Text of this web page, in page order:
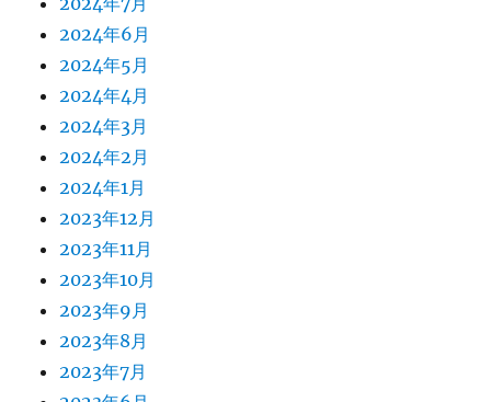
2024年6月
2024年5月
2024年4月
2024年3月
2024年2月
2024年1月
2023年12月
2023年11月
2023年10月
2023年9月
2023年8月
2023年7月